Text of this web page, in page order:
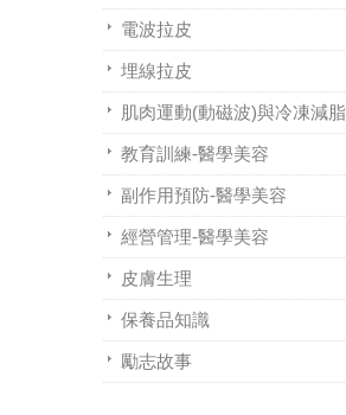
電波拉皮
埋線拉皮
肌肉運動(動磁波)與冷凍減脂
教育訓練-醫學美容
副作用預防-醫學美容
經營管理-醫學美容
皮膚生理
保養品知識
勵志故事